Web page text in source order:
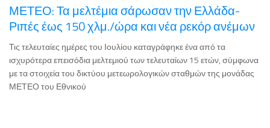
ΜΕΤΕΟ: Τα μελτέμια σάρωσαν την Ελλάδα-
Ριπές έως 150 χλμ./ώρα και νέα ρεκόρ ανέμων
Τις τελευταίες ημέρες του Ιουλίου καταγράφηκε ένα από τα
ισχυρότερα επεισόδια μελτεμιού των τελευταίων 15 ετών, σύμφωνα
με τα στοιχεία του δικτύου μετεωρολογικών σταθμών της μονάδας
ΜΕΤΕΟ του Εθνικού